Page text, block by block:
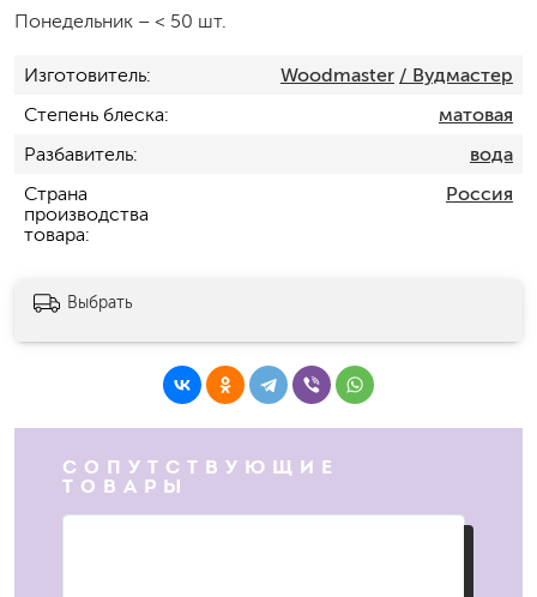
Понедельник – < 50 шт.
Изготовитель Woodmaster / Вудмастер
Степень блеска
матовая
Разбавитель
вода
Страна
производства
товара
Россия
Выбрать
СОПУТСТВУЮЩИЕ
ТОВАРЫ